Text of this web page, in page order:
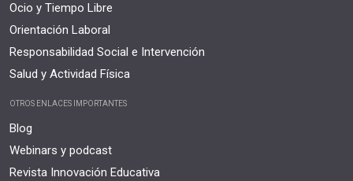
Ocio y Tiempo Libre
Orientación Laboral
Responsabilidad Social e Intervención
Salud y Actividad Física
OTROS ENLACES IMPORTANTES
Blog
Webinars y podcast
Revista Innovación Educativa